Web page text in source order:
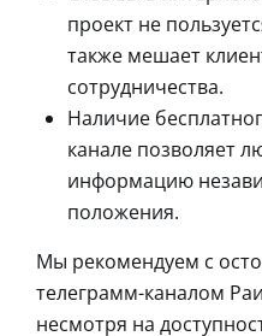
проект не
также мешает
сотрудничества.
Наличие
канале позволяет
информацию
положения.
Мы рекомендуем с
телеграмм-каналом
несмотря на